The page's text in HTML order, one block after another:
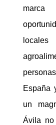
marca
España
un
Ávila